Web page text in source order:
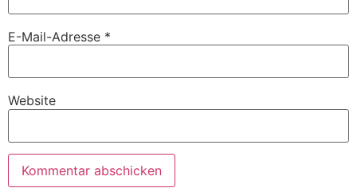
E-Mail-Adresse *
Website